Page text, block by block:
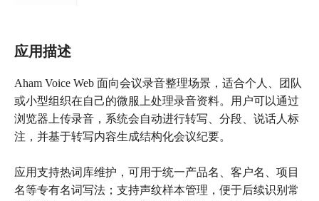
应用描述
Aham Voice Web 面向会议录音整理场景，适合个人、团队
或小型组织在自己的微服上处理录音资料。用户可以通过
浏览器上传录音，系统会自动进行转写、分段、说话人标
注，并基于转写内容生成结构化会议纪要。
应用支持热词库维护，可用于统一产品名、客户名、项目
名等专有名词写法；支持声纹样本管理，便于后续识别常